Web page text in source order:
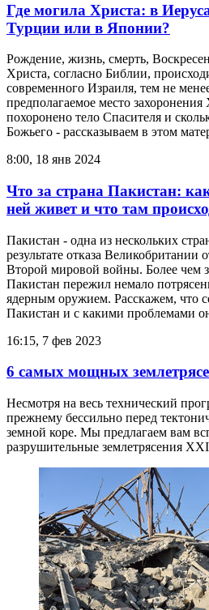
Где могила Христа: в
Турции или в Японии?
Рождение, жизнь, смерть,
Христа, согласно Библии,
современного Израиля, тем не
предполагаемое место
похоронено тело Спасителя и
Божьего - рассказываем в этом
8:00, 18 янв 2024
Что за страна Пакистан:
ней живет и что там
Пакистан - одна из нескольких
результате отказа Великобритании
Второй мировой войны. Более чем
Пакистан пережил немало
ядерным оружием. Расскажем, что
Пакистан и с какими проблемами
16:15, 7 фев 2023
6 самых мощных
Несмотря на весь технический
прежнему бессильно перед
земной коре. Мы предлагаем вам
разрушительные землетрясения